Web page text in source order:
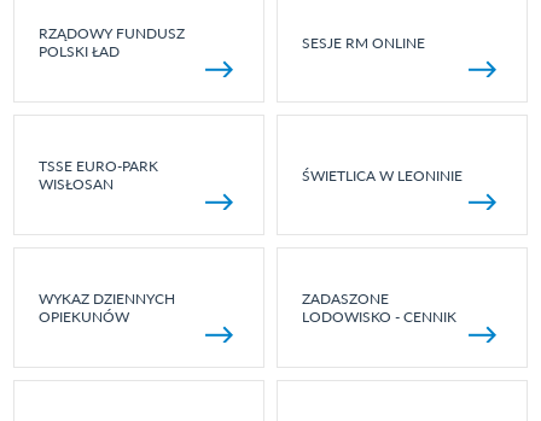
RZĄDOWY FUNDUSZ
POLSKI ŁAD
SESJE RM ONLINE
TSSE EURO-PARK
WISŁOSAN
ŚWIETLICA W LEONINIE
WYKAZ DZIENNYCH
OPIEKUNÓW
ZADASZONE
LODOWISKO - CENNIK